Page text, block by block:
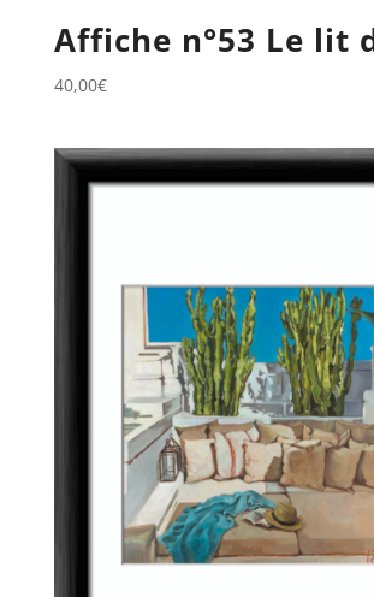
Affiche n°53 Le lit
40,00€